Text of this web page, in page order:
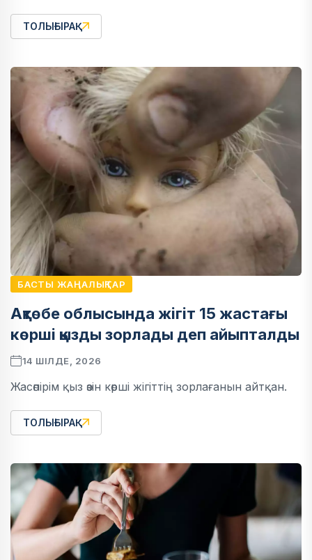
ТОЛЫҒЫРАҚ
БАСТЫ ЖАҢАЛЫҚТАР
Ақтөбе облысында жігіт 15 жастағы
көрші қызды зорлады деп айыпталды
14 ШІЛДЕ, 2026
Жасөпірім қыз өзін көрші жігіттің зорлағанын айтқан.
ТОЛЫҒЫРАҚ